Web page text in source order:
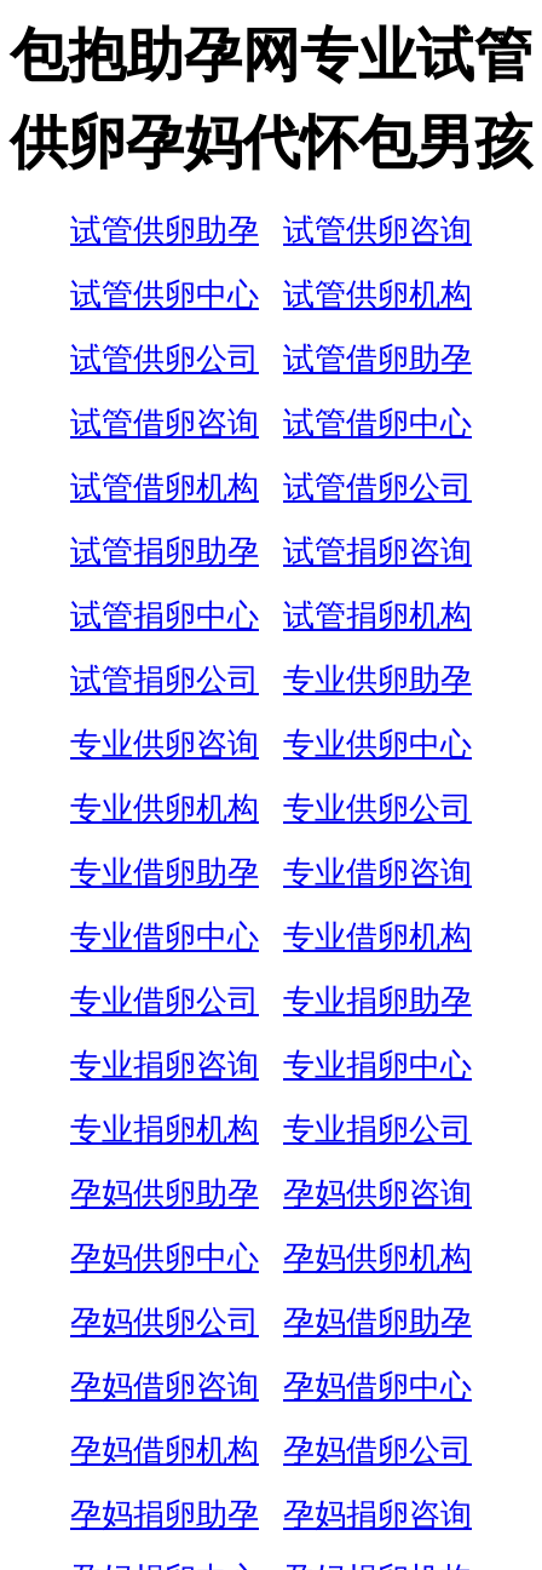
包抱助孕网专业试管
供卵孕妈代怀包男孩
试管供卵助孕
试管供卵咨询
试管供卵中心
试管供卵机构
试管供卵公司
试管借卵助孕
试管借卵咨询
试管借卵中心
试管借卵机构
试管借卵公司
试管捐卵助孕
试管捐卵咨询
试管捐卵中心
试管捐卵机构
试管捐卵公司
专业供卵助孕
专业供卵咨询
专业供卵中心
专业供卵机构
专业供卵公司
专业借卵助孕
专业借卵咨询
专业借卵中心
专业借卵机构
专业借卵公司
专业捐卵助孕
专业捐卵咨询
专业捐卵中心
专业捐卵机构
专业捐卵公司
孕妈供卵助孕
孕妈供卵咨询
孕妈供卵中心
孕妈供卵机构
孕妈供卵公司
孕妈借卵助孕
孕妈借卵咨询
孕妈借卵中心
孕妈借卵机构
孕妈借卵公司
孕妈捐卵助孕
孕妈捐卵咨询